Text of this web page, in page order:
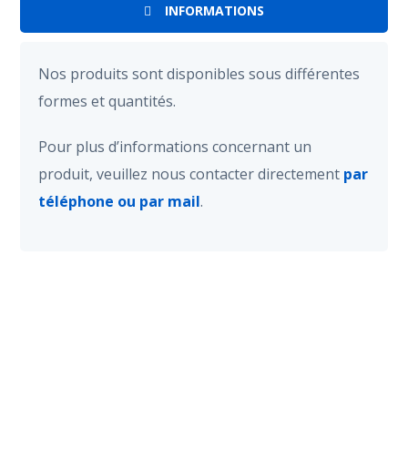
INFORMATIONS
Nos produits sont disponibles sous différentes
formes et quantités.
Pour plus d’informations concernant un
produit, veuillez nous contacter directement par
téléphone ou par mail.